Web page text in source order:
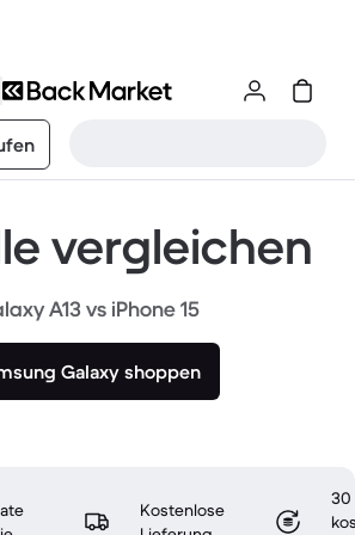
vergleichen
A13 vs iPhone 15
Galaxy shoppen
Kostenlose
30